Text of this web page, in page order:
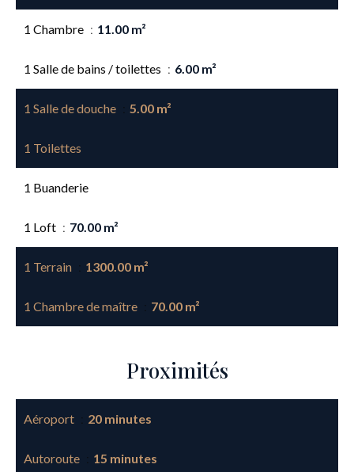
1 Chambre 11.00 m²
1 Salle de bains / toilettes 6.00 m²
1 Salle de douche 5.00 m²
1 Toilettes
1 Buanderie
1 Loft 70.00 m²
1 Terrain 1300.00 m²
1 Chambre de maître 70.00 m²
Proximités
Aéroport 20 minutes
Autoroute 15 minutes